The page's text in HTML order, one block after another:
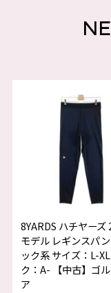
8YARDS ハチヤーズ
モデル レギンスパ
ック系 サイズ：L-
ク：A- 【中古】ゴ
ア